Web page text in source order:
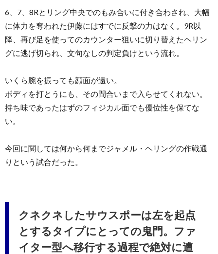
6、7、8Rとリング中央でのもみ合いに付き合わされ、大幅
に体力を奪われた伊藤にはすでに反撃の力はなく。9R以
降、再び足を使ってのカウンター狙いに切り替えたヘリン
グに逃げ切られ、文句なしの判定負けという流れ。
いくら腕を振っても顔面が遠い。
ボディを打とうにも、その間合いまで入らせてくれない。
持ち味であったはずのフィジカル面でも優位性を保てな
い。
今回に関しては何から何までジャメル・ヘリングの作戦通
りという試合だった。
クネクネしたサウスポーは左を起点
とするタイプにとっての鬼門。ファ
イター型へ移行する過程で絶対に遭